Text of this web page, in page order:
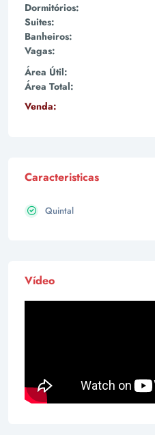
Dormitórios:
Suites:
Banheiros:
Vagas:
Área Útil:
Área Total:
Venda:
Caracteristicas
Quintal
Vídeo